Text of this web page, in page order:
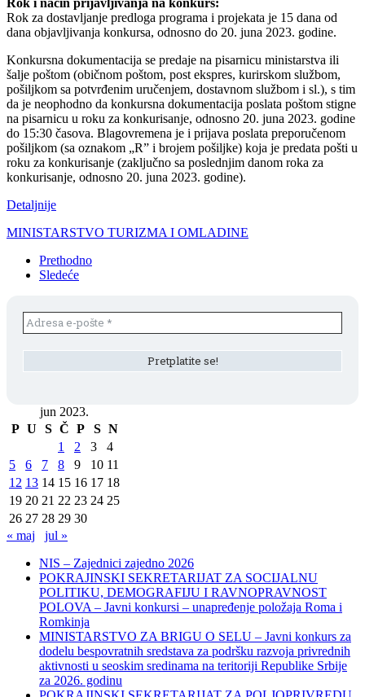
Rok za dostavljanje predloga programa i projekata je 15 dana od
dana objavljivanja konkursa, odnosno do 20. juna 2023. godine.
Konkursna dokumentacija se predaje na pisarnicu ministarstva ili
šalje poštom (običnom poštom, post ekspres, kurirskom službom,
pošiljkom sa potvrđenim uručenjem, dostavnom službom i sl.), s tim
da je neophodno da konkursna dokumentacija poslata poštom stigne
na pisarnicu u roku za konkurisanje, odnosno 20. juna 2023. godine
do 15:30 časova. Blagovremena je i prijava poslata preporučenom
pošiljkom (sa oznakom „R” i brojem pošiljke) koja je predata pošti u
roku za konkurisanje (zaključno sa poslednjim danom roka za
konkurisanje, odnosno 20. juna 2023. godine).
Detaljnije
MINISTARSTVO TURIZMA I OMLADINE
Prethodno
Sledeće
jun 2023.
P U S Č P S N
1
2 3
4
5
6 7 8 9 10 11
12 13 14 15 16 17 18
19 20 21 22 23 24 25
26 27 28 29 30
« maj
jul »
NIS – Zajednici zajedno 2026
POKRAJINSKI SEKRETARIJAT ZA SOCIJALNU
POLITIKU, DEMOGRAFIJU I RAVNOPRAVNOST
POLOVA – Javni konkursi – unapređenje položaja Roma i
Romkinja
MINISTARSTVO ZA BRIGU O SELU – Javni konkurs za
dodelu bespovratnih sredstava za podršku razvoja privrednih
aktivnosti u seoskim sredinama na teritoriji Republike Srbije
za 2026. godinu